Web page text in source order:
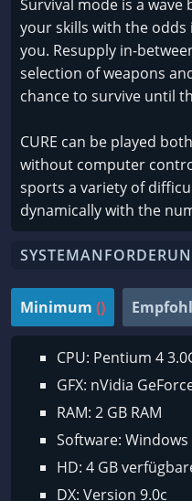
Survival mode is a
your skills with the odds
you. Resupply in-
selection of weapons
chance to survive until
CURE can be played
without computer
sports a variety of
dynamically with the
Minimum ()
CPU: Pentium 4
GFX: nVidia
RAM: 2 GB RAM
Software:
HD: 4 GB
DX: Version 9.0c